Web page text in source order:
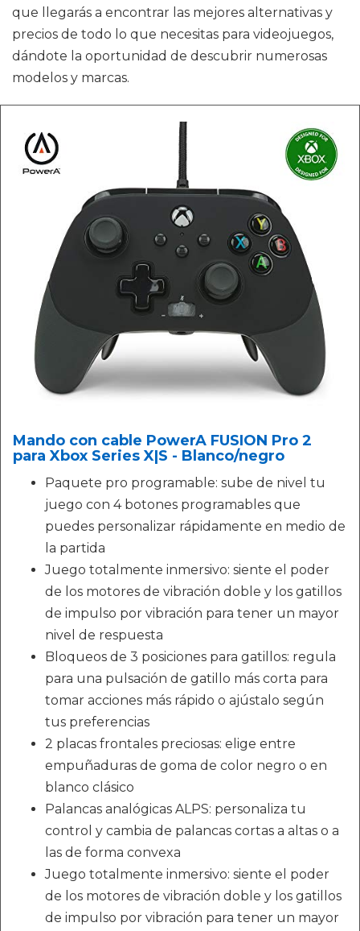
que llegarás a encontrar las mejores alternativas y
precios de todo lo que necesitas para videojuegos,
dándote la oportunidad de descubrir numerosas
modelos y marcas.
Mando con cable PowerA FUSION Pro 2
para Xbox Series X|S - Blanco/negro
Paquete pro programable: sube de nivel tu
juego con 4 botones programables que
puedes personalizar rápidamente en medio de
la partida
Juego totalmente inmersivo: siente el poder
de los motores de vibración doble y los gatillos
de impulso por vibración para tener un mayor
nivel de respuesta
Bloqueos de 3 posiciones para gatillos: regula
para una pulsación de gatillo más corta para
tomar acciones más rápido o ajústalo según
tus preferencias
2 placas frontales preciosas: elige entre
empuñaduras de goma de color negro o en
blanco clásico
Palancas analógicas ALPS: personaliza tu
control y cambia de palancas cortas a altas o a
las de forma convexa
Juego totalmente inmersivo: siente el poder
de los motores de vibración doble y los gatillos
de impulso por vibración para tener un mayor